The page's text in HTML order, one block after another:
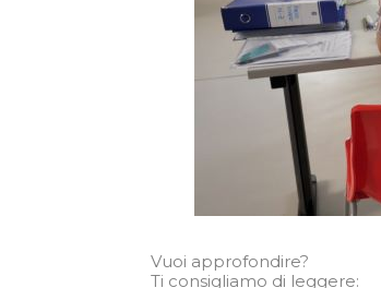
Vuoi approfondire?
Ti consigliamo di leggere: